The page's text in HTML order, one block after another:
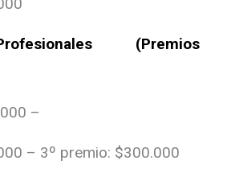
(Premios
–
– 3º premio: $300.000